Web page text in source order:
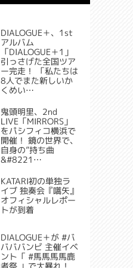
DIALOGUE＋、1st
アルバム
「DIALOGUE＋1」
引っさげた全国ツア
ー完走！ 「私たちは
8人でまた新しいか
くめい…
鬼頭明里、2nd
LIVE「MIRRORS」
をパシフィコ横浜で
開催！ 鏡の世界で、
自身の”持ち曲
&#8221…
KATARI初の単独ラ
イブ 独奏会『嚆矢』
オフィシャルレポー
トが到着
DIALOGUE＋が #バ
バババンビ 主催イベ
ント「 #馬馬馬馬鹿